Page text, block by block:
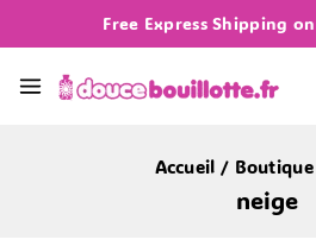
Free Express Shipping
Accueil / Boutique
neige